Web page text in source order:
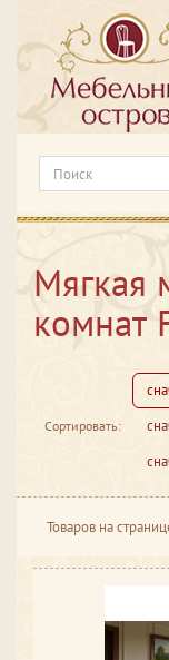
Мягкая
комнат
Сортировать:
Товаров на